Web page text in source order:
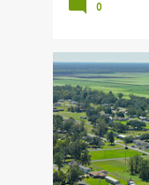
0
MUNICIPIOS
PUBLICACIONES